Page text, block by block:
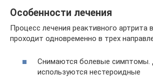
Особенности лечения
Процесс лечения реактивного артрита
проходит одновременно в трех
Снимаются болевые симптомы.
используются нестероидные